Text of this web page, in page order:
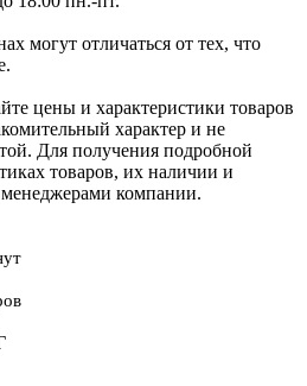
могут отличаться от тех, что
цены и характеристики товаров
характер и не
Для получения подробной
товаров, их наличии и
менеджерами компании.